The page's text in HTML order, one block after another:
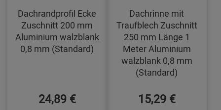
Dachrandprofil Ecke
Zuschnitt 200 mm
Aluminium walzblank
0,8 mm (Standard)
24,89 €
Dachrinne mit
Traufblech Zuschnitt
250 mm Länge 1
Meter Aluminium
walzblank 0,8 mm
(Standard)
15,29 €